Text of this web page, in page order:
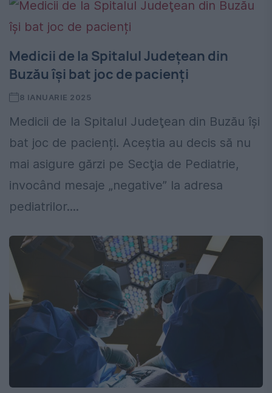
Medicii de la Spitalul Judeţean din
Buzău își bat joc de pacienți
8 IANUARIE 2025
Medicii de la Spitalul Judeţean din Buzău își
bat joc de pacienți. Aceștia au decis să nu
mai asigure gărzi pe Secţia de Pediatrie,
invocând mesaje „negative” la adresa
pediatrilor....